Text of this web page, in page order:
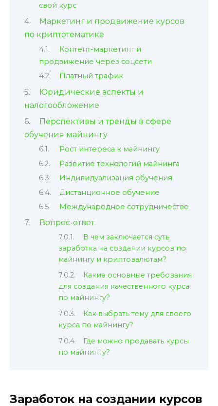
свой курс
Маркетинг и продвижение курсов
по криптотематике
Контент-маркетинг и
продвижение через соцсети
Платный трафик
Юридические аспекты и
налогообложение
Перспективы и тренды в сфере
обучения майнингу
Рост интереса к майнингу
Развитие технологий майнинга
Индивидуализация обучения
Дистанционное обучение
Международное сотрудничество
Вопрос-ответ:
В чем заключается суть
заработка на создании курсов по
майнингу и криптовалютам?
Какие основные требования
для создания качественного курса
по майнингу?
Как выбрать тему для своего
курса по майнингу?
Где можно продавать курсы
по майнингу?
Заработок на создании курсов